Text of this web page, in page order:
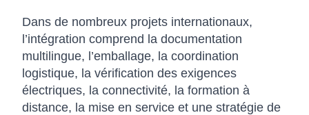
Dans de nombreux projets internationaux,
l’intégration comprend la documentation
multilingue, l’emballage, la coordination
logistique, la vérification des exigences
électriques, la connectivité, la formation à
distance, la mise en service et une stratégie de